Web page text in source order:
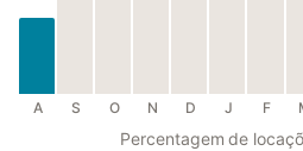
A S O N D J F
Percentagem de